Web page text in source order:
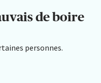
de boire
personnes.